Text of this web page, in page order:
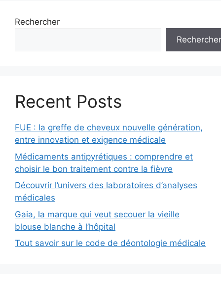
Rechercher
Rechercher
Recent Posts
FUE : la greffe de cheveux nouvelle génération,
entre innovation et exigence médicale
Médicaments antipyrétiques : comprendre et
choisir le bon traitement contre la fièvre
Découvrir l’univers des laboratoires d’analyses
médicales
Gaia, la marque qui veut secouer la vieille
blouse blanche à l’hôpital
Tout savoir sur le code de déontologie médicale